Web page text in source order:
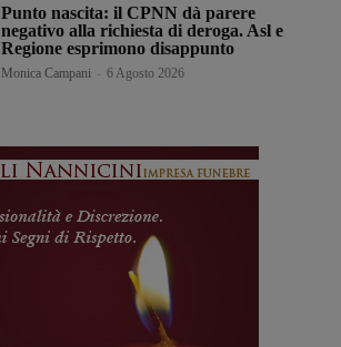
Punto nascita: il CPNN dà parere
negativo alla richiesta di deroga. Asl e
Regione esprimono disappunto
Monica Campani 6 Agosto 2026